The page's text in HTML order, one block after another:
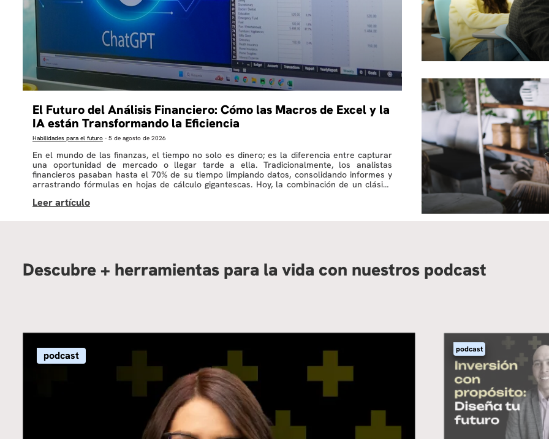
El Futuro del Análisis Financiero: Cómo las Macros de Excel y la
IA están Transformando la Eficiencia
Habilidades para el futuro - 5 de agosto de 2026
En el mundo de las finanzas, el tiempo no solo es dinero; es la diferencia entre capturar
una oportunidad de mercado o llegar tarde a ella. Tradicionalmente, los analistas
financieros pasaban hasta el 70% de su tiempo limpiando datos, consolidando informes y
arrastrando fórmulas en hojas de cálculo gigantescas. Hoy, la combinación de un clásico
Descubre + herramientas para la vida con nuestros podcast
podcast podcast